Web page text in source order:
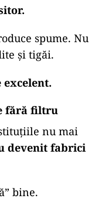
spume. Nu
și tigăi.
fără filtru
nu mai
devenit fabrici
bine.